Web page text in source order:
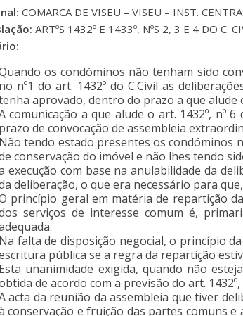
COMARCA DE VISEU – VISEU – INST.
ARTºS 1432º E 1433º, NºS 2, 3 E 4 DO C.
os condóminos não tenham sido
no nº1 do art. 1432º do C.Civil as
aprovado, dentro do prazo a que alude o
comunicação a que alude o art. 1432º, nº
prazo de convocação de assembleia
Não tendo estado presentes os condóminos
conservação do imóvel e não lhes tendo
execução com base na anulabilidade da
deliberação, o que era necessário para
princípio geral em matéria de repartição
serviços de interesse comum é,
Na falta de disposição negocial, o princípio
pública se a regra da repartição
Esta unanimidade exigida, quando não
de acordo com a previsão do art. 1432º,
acta da reunião da assembleia que tiver
conservação e fruição das partes comuns